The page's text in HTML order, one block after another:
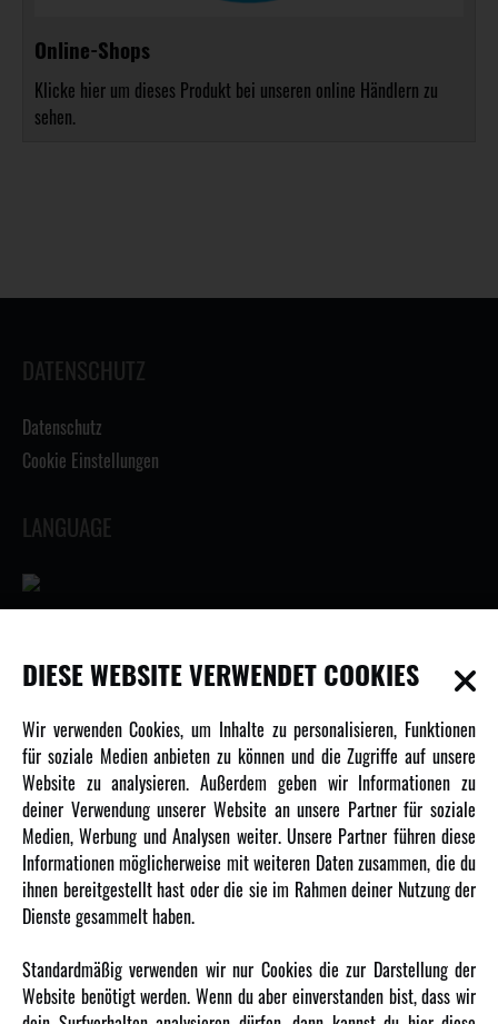
Online-Shops
Klicke hier um dieses Produkt bei unseren online Händlern zu
sehen.
DATENSCHUTZ
Datenschutz
Cookie Einstellungen
LANGUAGE
INFORMATIONEN
Newsletter
Über uns
Karriere
Amewi Kataloge
MEHR VON AMEWI
Amewi Construction - Nutzfahrzeuge
DIESE WEBSITE VERWENDET COOKIES
Wir verwenden Cookies, um Inhalte zu personalisieren, Funktionen
für soziale Medien anbieten zu können und die Zugriffe auf unsere
Website zu analysieren. Außerdem geben wir Informationen zu
deiner Verwendung unserer Website an unsere Partner für soziale
Medien, Werbung und Analysen weiter. Unsere Partner führen diese
Informationen möglicherweise mit weiteren Daten zusammen, die du
ihnen bereitgestellt hast oder die sie im Rahmen deiner Nutzung der
Dienste gesammelt haben.
Standardmäßig verwenden wir nur Cookies die zur Darstellung der
Website benötigt werden. Wenn du aber einverstanden bist, dass wir